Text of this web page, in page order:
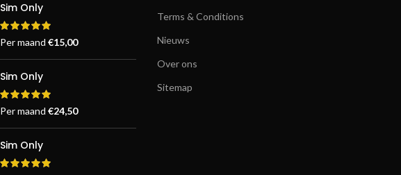
Sim Only
Per maand €15,00
Sim Only
Per maand €24,50
Sim Only
Terms & Conditions
Nieuws
Over ons
Sitemap